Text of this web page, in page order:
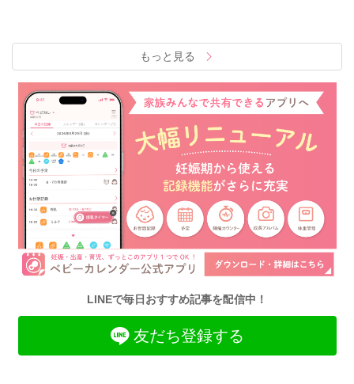
もっと見る
LINEで毎日おすすめ記事を配信中！
友だち登録する